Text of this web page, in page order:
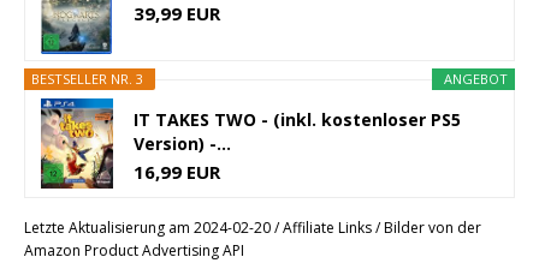
39,99 EUR
ANGEBOT
BESTSELLER NR. 3
IT TAKES TWO - (inkl. kostenloser PS5
Version) -...
16,99 EUR
Letzte Aktualisierung am 2024-02-20 / Affiliate Links / Bilder von der
Amazon Product Advertising API